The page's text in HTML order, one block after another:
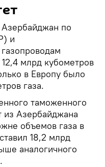
Азербайджан по
и
млрд кубометров
в Европу было
газа.
таможенного
из Азербайджана
объемов газа в
18,2 млрд
аналогичного